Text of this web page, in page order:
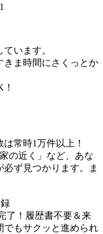
います。
きま時間にさくっとか
常時1万件以上！
の近く」など、あな
ず見つかります。ま
了！履歴書不要＆来
でもサクッと進められ